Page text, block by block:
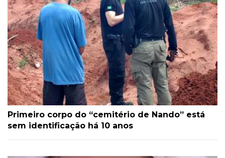
Primeiro corpo do “cemitério de Nando” está
sem identificação há 10 anos